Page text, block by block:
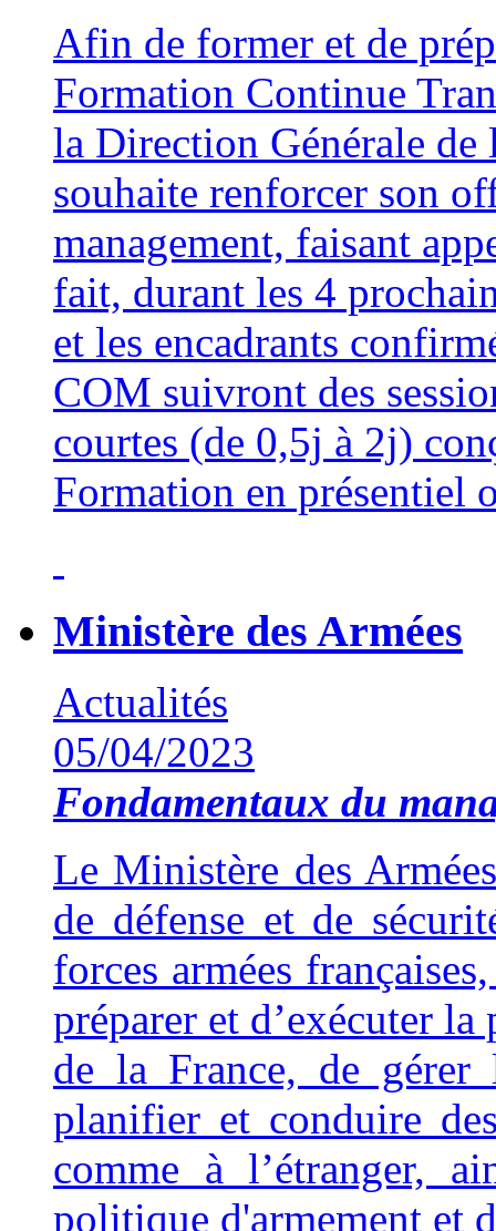
Afin de former et de
Formation Continue
la Direction Générale
souhaite renforcer son
management, faisant
fait, durant les 4
et les encadrants
COM suivront des
courtes (de 0,5j à 2j)
Formation en présentiel
Ministère des Armées
Actualités
05/04/2023
Fondamentaux du
Le Ministère des
de défense et de
forces armées
préparer et d’exécuter
de la France, de gérer
planifier et conduire
comme à l’étranger,
politique d'armement et